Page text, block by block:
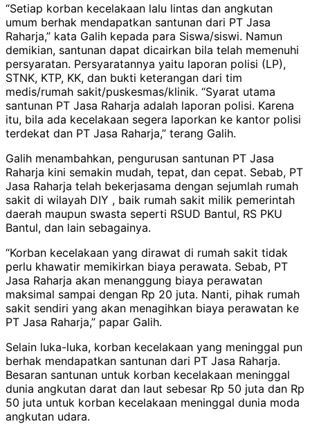
“Setiap korban kecelakaan lalu lintas dan angkutan
umum berhak mendapatkan santunan dari PT Jasa
Raharja,” kata Galih kepada para Siswa/siswi. Namun
demikian, santunan dapat dicairkan bila telah memenuhi
persyaratan. Persyaratannya yaitu laporan polisi (LP),
STNK, KTP, KK, dan bukti keterangan dari tim
medis/rumah sakit/puskesmas/klinik. “Syarat utama
santunan PT Jasa Raharja adalah laporan polisi. Karena
itu, bila ada kecelakaan segera laporkan ke kantor polisi
terdekat dan PT Jasa Raharja,” terang Galih.
Galih menambahkan, pengurusan santunan PT Jasa
Raharja kini semakin mudah, tepat, dan cepat. Sebab, PT
Jasa Raharja telah bekerjasama dengan sejumlah rumah
sakit di wilayah DIY , baik rumah sakit milik pemerintah
daerah maupun swasta seperti RSUD Bantul, RS PKU
Bantul, dan lain sebagainya.
“Korban kecelakaan yang dirawat di rumah sakit tidak
perlu khawatir memikirkan biaya perawata. Sebab, PT
Jasa Raharja akan menanggung biaya perawatan
maksimal sampai dengan Rp 20 juta. Nanti, pihak rumah
sakit sendiri yang akan menagihkan biaya perawatan ke
PT Jasa Raharja,” papar Galih.
Selain luka-luka, korban kecelakaan yang meninggal pun
berhak mendapatkan santunan dari PT Jasa Raharja.
Besaran santunan untuk korban kecelakaan meninggal
dunia angkutan darat dan laut sebesar Rp 50 juta dan Rp
50 juta untuk korban kecelakaan meninggal dunia moda
angkutan udara.